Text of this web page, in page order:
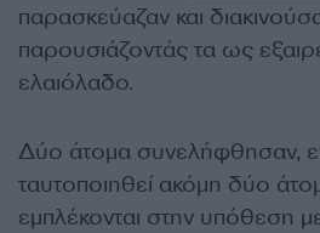
παρασκεύαζαν και
παρουσιάζοντάς τα ως
ελαιόλαδο.
Δύο άτομα συνελήφθησαν,
ταυτοποιηθεί ακόμη δύο
εμπλέκονται στην υπόθεση